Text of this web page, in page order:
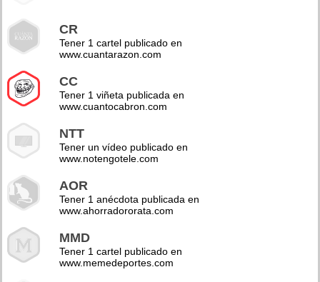
CR
Tener 1 cartel publicado en
www.cuantarazon.com
CC
Tener 1 viñeta publicada en
www.cuantocabron.com
NTT
Tener un vídeo publicado en
www.notengotele.com
AOR
Tener 1 anécdota publicada en
www.ahorradororata.com
MMD
Tener 1 cartel publicado en
www.memedeportes.com